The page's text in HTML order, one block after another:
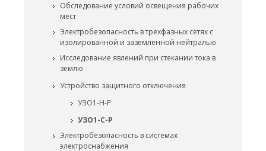
Обследование условий освещения рабочих
мест
Электробезопасность в трехфазных сетях с
изолированной и заземленной нейтралью
Исследование явлений при стекании тока в
землю
Устройство защитного отключения
УЗО1-Н-Р
УЗО1-С-Р
Электробезопасность в системах
электроснабжения